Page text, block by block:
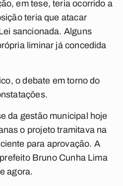
em tese, teria ocorrido a
teria que atacar
sancionada. Alguns
liminar já concedida
o debate em torno do
da gestão municipal hoje
o projeto tramitava na
para aprovação. A
Bruno Cunha Lima
agora.